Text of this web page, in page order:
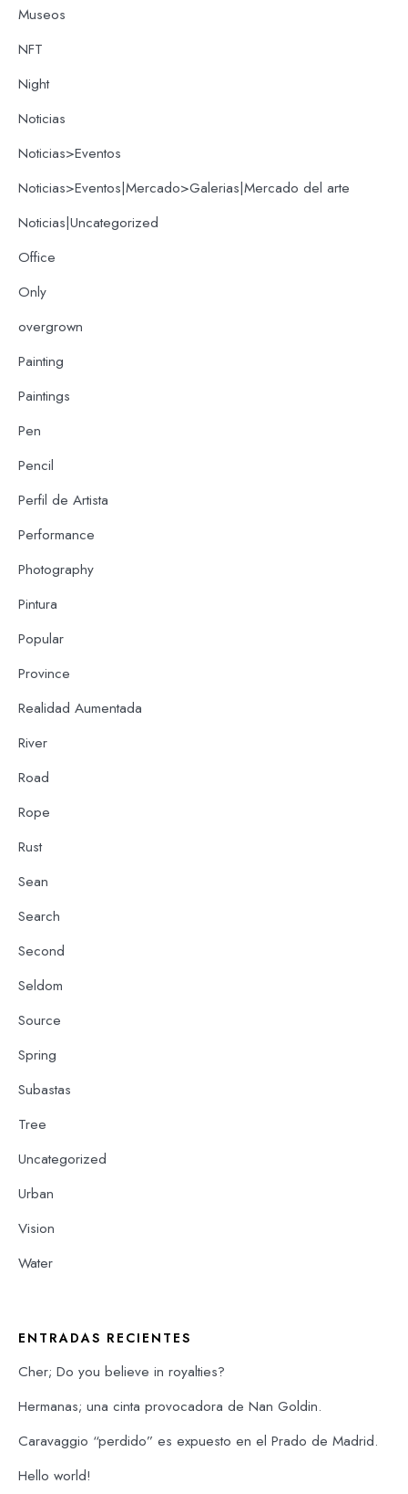
Museos
NFT
Night
Noticias
Noticias>Eventos
Noticias>Eventos|Mercado>Galerias|Mercado del arte
Noticias|Uncategorized
Office
Only
overgrown
Painting
Paintings
Pen
Pencil
Perfil de Artista
Performance
Photography
Pintura
Popular
Province
Realidad Aumentada
River
Road
Rope
Rust
Sean
Search
Second
Seldom
Source
Spring
Subastas
Tree
Uncategorized
Urban
Vision
Water
ENTRADAS RECIENTES
Cher; Do you believe in royalties?
Hermanas; una cinta provocadora de Nan Goldin.
Caravaggio “perdido” es expuesto en el Prado de Madrid.
Hello world!